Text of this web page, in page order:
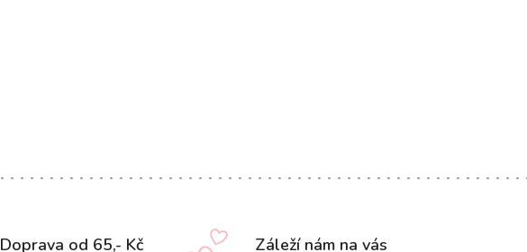
Doprava od 65,- Kč Záleží nám na vás